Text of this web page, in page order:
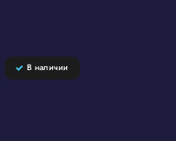
В наличии